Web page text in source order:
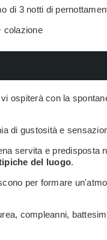
di 3 notti di
colazione
ospiterà con la
di gustosità e
servita e predisposta
del luogo.
per formare
compleanni,